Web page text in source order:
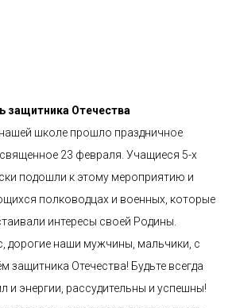
защитника Отечества
школе прошло праздничное
23 февраля. Учащиеся 5-х
подошли к этому мероприятию и
полководцах и военных, которые
интересы своей Родины.
дорогие наши мужчины, мальчики, с
защитника Отечества! Будьте всегда
и энергии, рассудительны и успешны!